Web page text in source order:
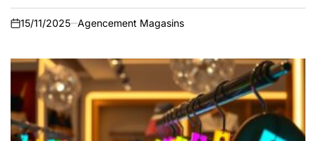
on
15/11/2025 Agencement Magasins